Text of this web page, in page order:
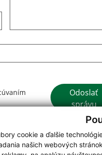
cookie a ďalšie
našich webových
GoogleOdoslať
správu
s